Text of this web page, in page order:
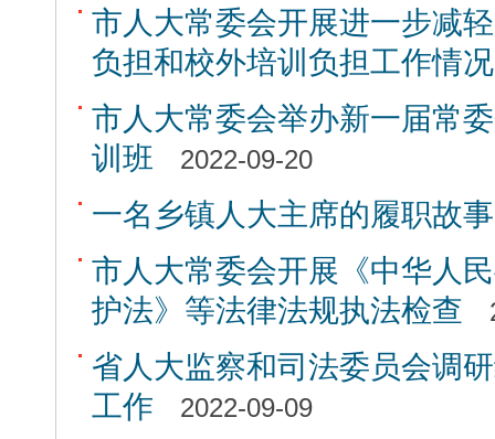
市人大常委会开展进一步减
负担和校外培训负担工作情
市人大常委会举办新一届常
训班
2022-09-20
一名乡镇人大主席的履职故事
市人大常委会开展《中华人
护法》等法律法规执法检查
省人大监察和司法委员会调
工作
2022-09-09